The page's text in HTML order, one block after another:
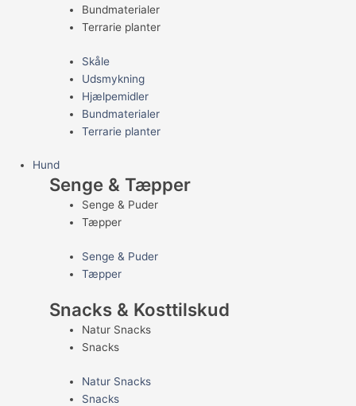
Bundmaterialer
Terrarie planter
Skåle
Udsmykning
Hjælpemidler
Bundmaterialer
Terrarie planter
Hund
Senge & Tæpper
Senge & Puder
Tæpper
Senge & Puder
Tæpper
Snacks & Kosttilskud
Natur Snacks
Snacks
Natur Snacks
Snacks